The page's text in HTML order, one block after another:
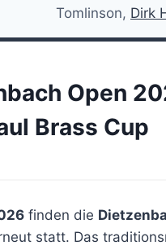
Tomlinson, Dirk
Open
Brass Cup
finden die
statt. Das